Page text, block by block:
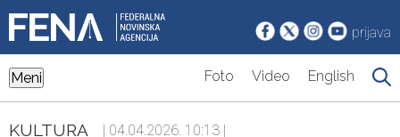
prijava
Meni Foto Video English
KULTURA | 04.04.2026. 10:13 |